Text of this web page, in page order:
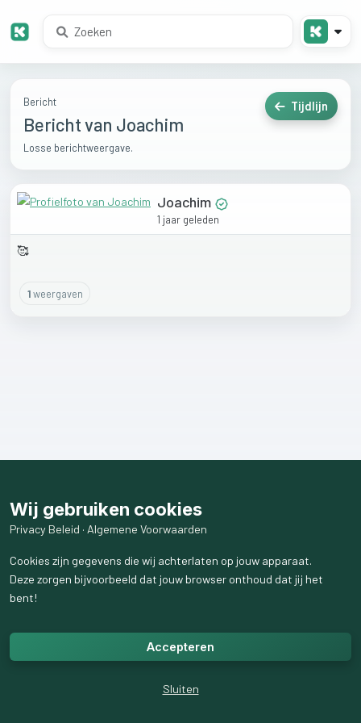
Bericht
Bericht van Joachim
Losse berichtweergave.
Tijdlijn
Joachim
1 jaar geleden
🥰
1weergaven
Wij gebruiken cookies
Privacy Beleid · Algemene Voorwaarden
Cookies zijn gegevens die wij achterlaten op jouw apparaat.
Deze zorgen bijvoorbeeld dat jouw browser onthoud dat jij het
bent!
Accepteren
Sluiten